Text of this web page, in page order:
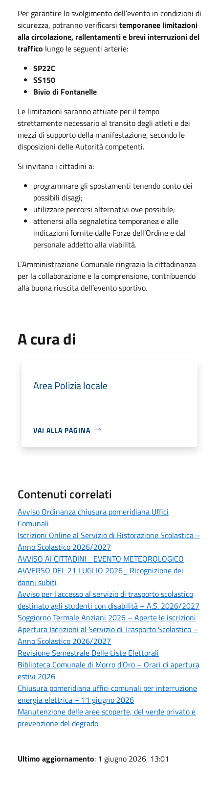
Per garantire lo svolgimento dell’evento in condizioni di
sicurezza, potranno verificarsi temporanee limitazioni
alla circolazione, rallentamenti e brevi interruzioni del
traffico lungo le seguenti arterie:
SP22C
SS150
Bivio di Fontanelle
Le limitazioni saranno attuate per il tempo
strettamente necessario al transito degli atleti e dei
mezzi di supporto della manifestazione, secondo le
disposizioni delle Autorità competenti.
Si invitano i cittadini a:
programmare gli spostamenti tenendo conto dei
possibili disagi;
utilizzare percorsi alternativi ove possibile;
attenersi alla segnaletica temporanea e alle
indicazioni fornite dalle Forze dell’Ordine e dal
personale addetto alla viabilità.
L’Amministrazione Comunale ringrazia la cittadinanza
per la collaborazione e la comprensione, contribuendo
alla buona riuscita dell’evento sportivo.
A cura di
Area Polizia locale
VAI ALLA PAGINA
Contenuti correlati
Avviso Ordinanza chiusura pomeridiana Uffici
Comunali
Iscrizioni Online al Servizio di Ristorazione Scolastica –
Anno Scolastico 2026/2027
AVVISO AI CITTADINI_ EVENTO METEOROLOGICO
AVVERSO DEL 21 LUGLIO 2026_ Ricognizione dei
danni subiti
Avviso per l'accesso al servizio di trasporto scolastico
destinato agli studenti con disabilità – A.S. 2026/2027
Soggiorno Termale Anziani 2026 – Aperte le iscrizioni
Apertura Iscrizioni al Servizio di Trasporto Scolastico –
Anno Scolastico 2026/2027
Revisione Semestrale Delle Liste Elettorali
Biblioteca Comunale di Morro d’Oro – Orari di apertura
estivi 2026
Chiusura pomeridiana uffici comunali per interruzione
energia elettrica – 11 giugno 2026
Manutenzione delle aree scoperte, del verde privato e
prevenzione del degrado
Ultimo aggiornamento: 1 giugno 2026, 13:01